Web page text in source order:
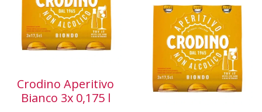
Crodino Aperitivo
Bianco 3x 0,175 l